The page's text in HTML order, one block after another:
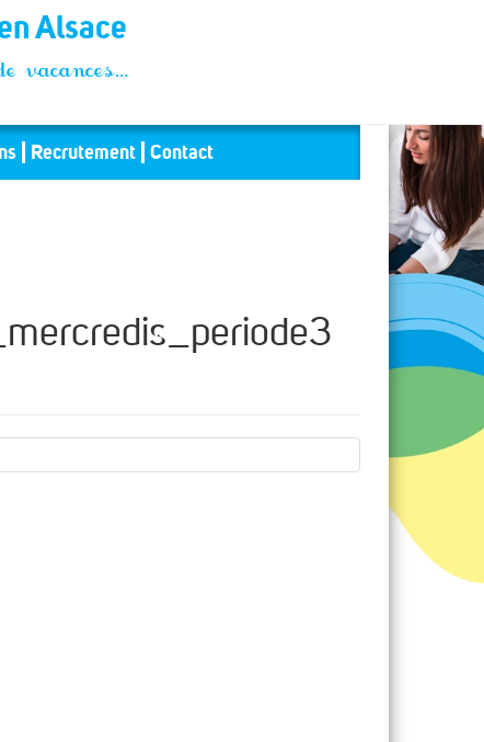
Alsace
vacances…
Recrutement Contact